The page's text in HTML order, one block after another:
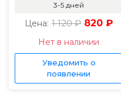
3-5 дней
Цена: 1 120 ₽ 820 ₽
Нет в наличии
Уведомить о
появлении